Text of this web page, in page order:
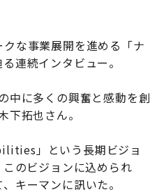
な事業展開を進める「ナ
連続インタビュー。
中に多くの興奮と感動を創
拓也さん。
」という長期ビジョ
のビジョンに込められ
キーマンに訊いた。